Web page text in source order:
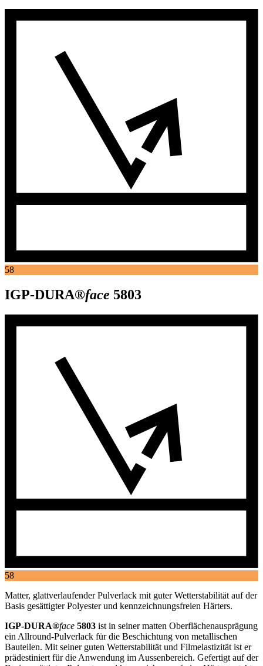
58
IGP-DURA®face 5803
58
Matter, glattverlaufender Pulverlack mit guter Wetterstabilität auf der
Basis gesättigter Polyester und kennzeichnungsfreien Härters.
IGP-DURA®face 5803 ist in seiner matten Oberflächenausprägung
ein Allround-Pulverlack für die Beschichtung von metallischen
Bauteilen. Mit seiner guten Wetterstabilität und Filmelastizität ist er
prädestiniert für die Anwendung im Aussenbereich. Gefertigt auf der